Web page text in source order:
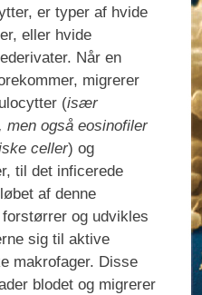
er typer af hvide
eller hvide
Når en
migrerer
(især
men også eosinofiler
celler) og
til det inficerede
af denne
og udvikles
sig til aktive
makrofager. Disse
blodet og migrerer